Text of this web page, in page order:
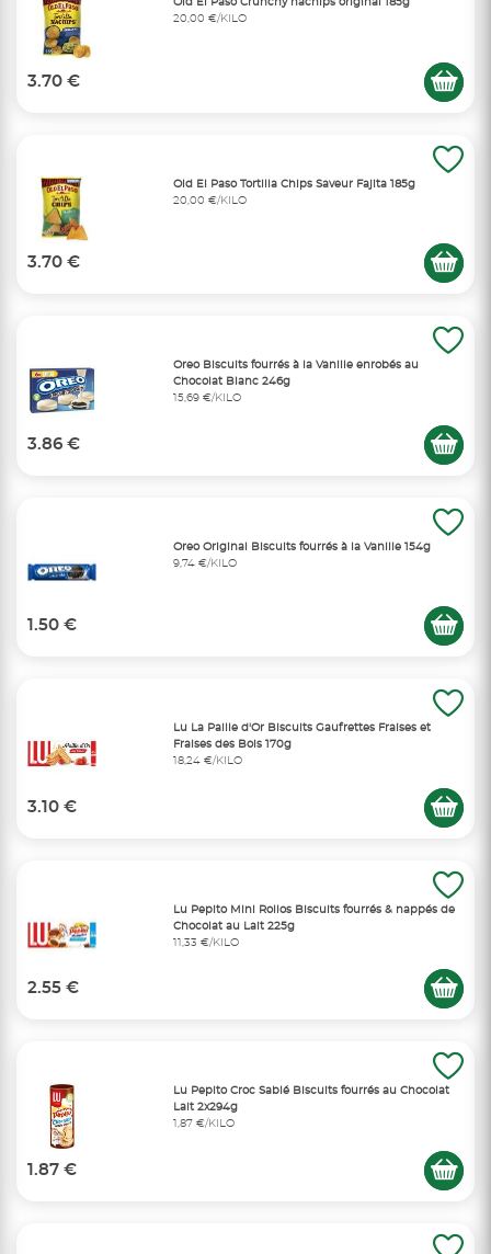
Old El Paso Crunchy nachips original 185g
20,00 €/KILO
3.70 €
Old El Paso Tortilla Chips Saveur Fajita 185g
20,00 €/KILO
3.70 €
Oreo Biscuits fourrés à la Vanille enrobés au
Chocolat Blanc 246g
15,69 €/KILO
3.86 €
Oreo Original Biscuits fourrés à la Vanille 154g
9,74 €/KILO
1.50 €
Lu La Paille d'Or Biscuits Gaufrettes Fraises et
Fraises des Bois 170g
18,24 €/KILO
3.10 €
Lu Pepito Mini Rollos Biscuits fourrés & nappés de
Chocolat au Lait 225g
11,33 €/KILO
2.55 €
Lu Pepito Croc Sablé Biscuits fourrés au Chocolat
Lait 2x294g
1,87 €/KILO
1.87 €